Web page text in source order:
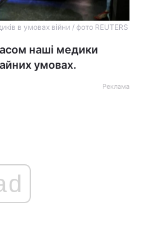
в умовах війни / фото REUTERS
наші медики
умовах.
Реклама